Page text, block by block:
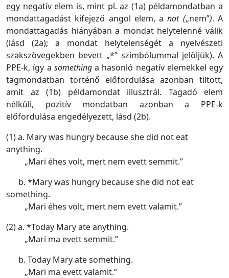
egy negatív elem is, mint pl. az (1a) példamondatban a
mondattagadást kifejező angol elem, anot („nem”). A
mondattagadás hiányában a mondat helytelenné válik
(lásd (2a); a mondat helytelenségét a nyelvészeti
szakszövegekben bevett „*” szimbólummal jelöljük). A
PPE-k, így a something a hasonló negatív elemekkel egy
tagmondatban történő előfordulása azonban tiltott,
amit az (1b) példamondat illusztrál. Tagadó elem
nélküli, pozitív mondatban azonban a PPE-k
előfordulása engedélyezett, lásd (2b).
(1) a. Mary was hungry because she did not eat
anything.
„Mari éhes volt, mert nem evett semmit.”
b. *Mary was hungry because she did not eat
something.
„Mari éhes volt, mert nem evett valamit.”
(2) a. *Today Mary ate anything.
„Mari ma evett semmit.”
b. Today Mary ate something.
„Mari ma evett valamit.”